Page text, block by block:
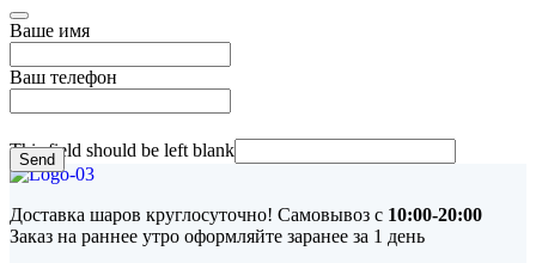
Ваше имя
Ваш телефон
Send
This field should be left blank
Доставка шаров круглосуточно! Самовывоз с 10:00-20:00
Заказ на раннее утро оформляйте заранее за 1 день